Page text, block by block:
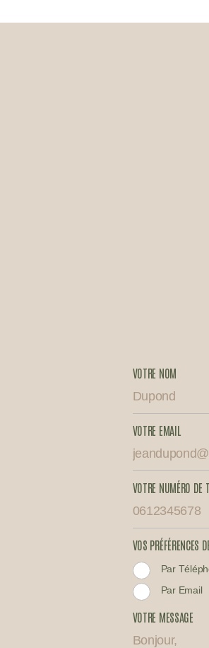
VOTRE NOM
VOTRE EMAIL
VOTRE NUMÉRO DE
VOS PRÉFÉRENCES
Par
Par Email
VOTRE MESSAGE